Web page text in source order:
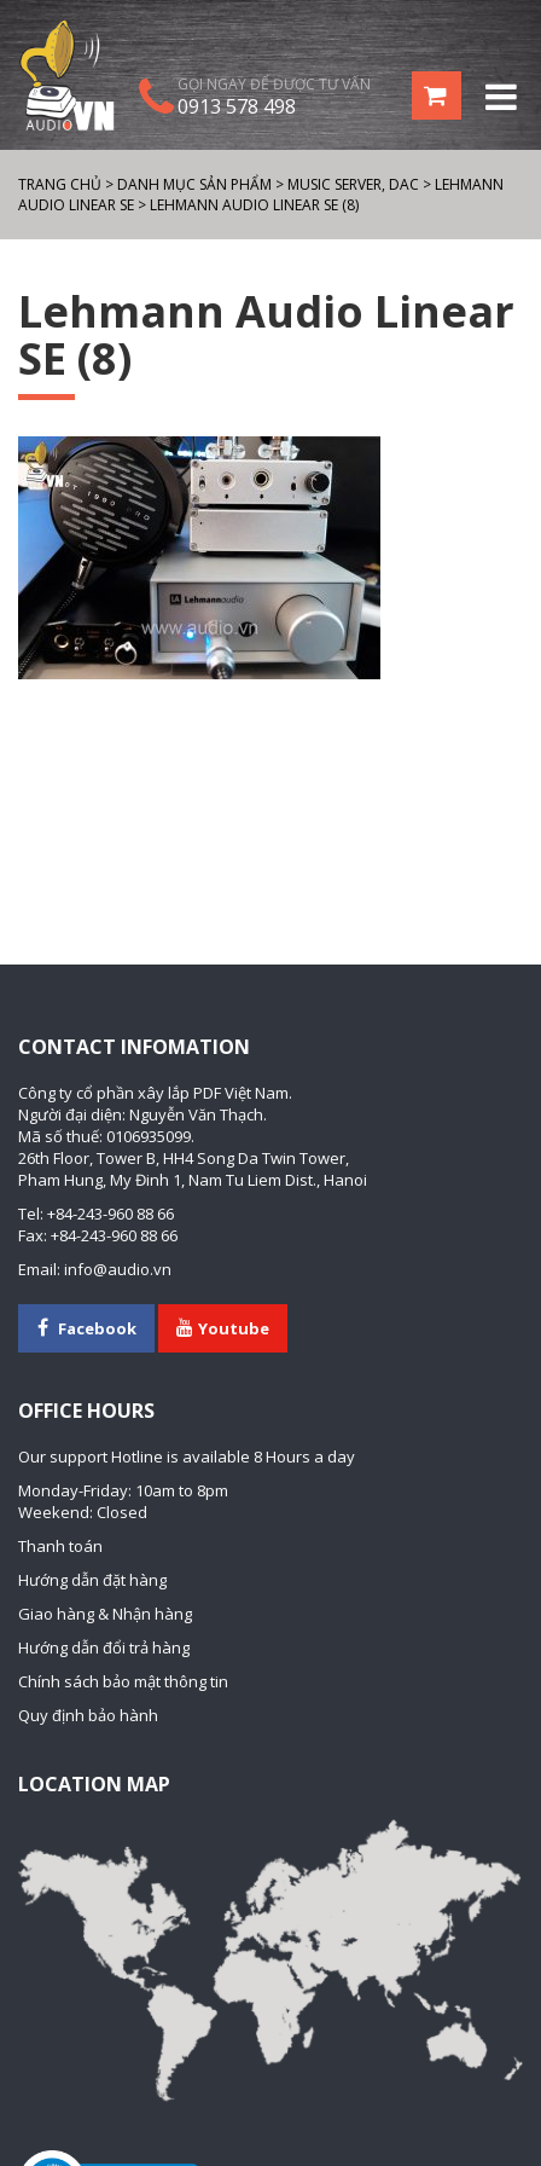
GỌI NGAY ĐỂ ĐƯỢC TƯ VẤN
0913 578 498
TRANG CHỦ > DANH MỤC SẢN PHẨM > MUSIC SERVER, DAC > LEHMANN
AUDIO LINEAR SE > LEHMANN AUDIO LINEAR SE (8)
Lehmann Audio Linear
SE (8)
CONTACT INFOMATION
Công ty cổ phần xây lắp PDF Việt Nam.
Người đại diện: Nguyễn Văn Thạch.
Mã số thuế: 0106935099.
26th Floor, Tower B, HH4 Song Da Twin Tower,
Pham Hung, My Đinh 1, Nam Tu Liem Dist., Hanoi
Tel: +84-243-960 88 66
Fax: +84-243-960 88 66
Email: info@audio.vn
Facebook Youtube
OFFICE HOURS
Our support Hotline is available 8 Hours a day
Monday-Friday: 10am to 8pm
Weekend: Closed
Thanh toán
Hướng dẫn đặt hàng
Giao hàng & Nhận hàng
Hướng dẫn đổi trả hàng
Chính sách bảo mật thông tin
Quy định bảo hành
LOCATION MAP